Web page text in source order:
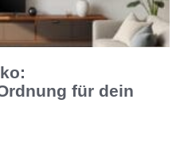
für dein